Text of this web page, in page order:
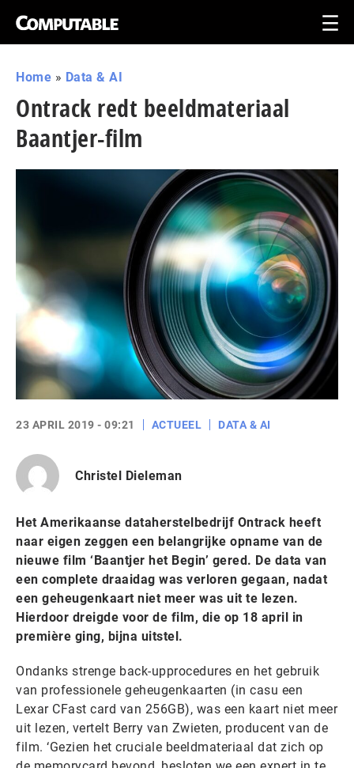
Home » Data & AI
Ontrack redt beeldmateriaal
Baantjer-film
23 APRIL 2019 - 09:21 ACTUEEL DATA & AI
Christel Dieleman
Het Amerikaanse dataherstelbedrijf Ontrack heeft
naar eigen zeggen een belangrijke opname van de
nieuwe film ‘Baantjer het Begin’ gered. De data van
een complete draaidag was verloren gegaan, nadat
een geheugenkaart niet meer was uit te lezen.
Hierdoor dreigde voor de film, die op 18 april in
première ging, bijna uitstel.
Ondanks strenge back-upprocedures en het gebruik
van professionele geheugenkaarten (in casu een
Lexar CFast card van 256GB), was een kaart niet meer
uit lezen, vertelt Berry van Zwieten, producent van de
film. ‘Gezien het cruciale beeldmateriaal dat zich op